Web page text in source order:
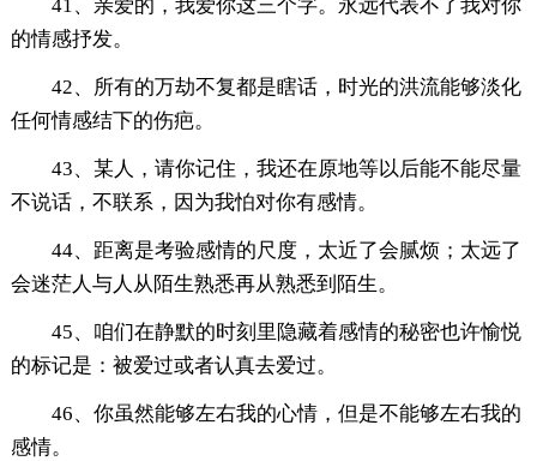
41、亲爱的，我爱你这三个字。永远代表不了我对你
的情感抒发。
42、所有的万劫不复都是瞎话，时光的洪流能够淡化
任何情感结下的伤疤。
43、某人，请你记住，我还在原地等以后能不能尽量
不说话，不联系，因为我怕对你有感情。
44、距离是考验感情的尺度，太近了会腻烦；太远了
会迷茫人与人从陌生熟悉再从熟悉到陌生。
45、咱们在静默的时刻里隐藏着感情的秘密也许愉悦
的标记是：被爱过或者认真去爱过。
46、你虽然能够左右我的心情，但是不能够左右我的
感情。